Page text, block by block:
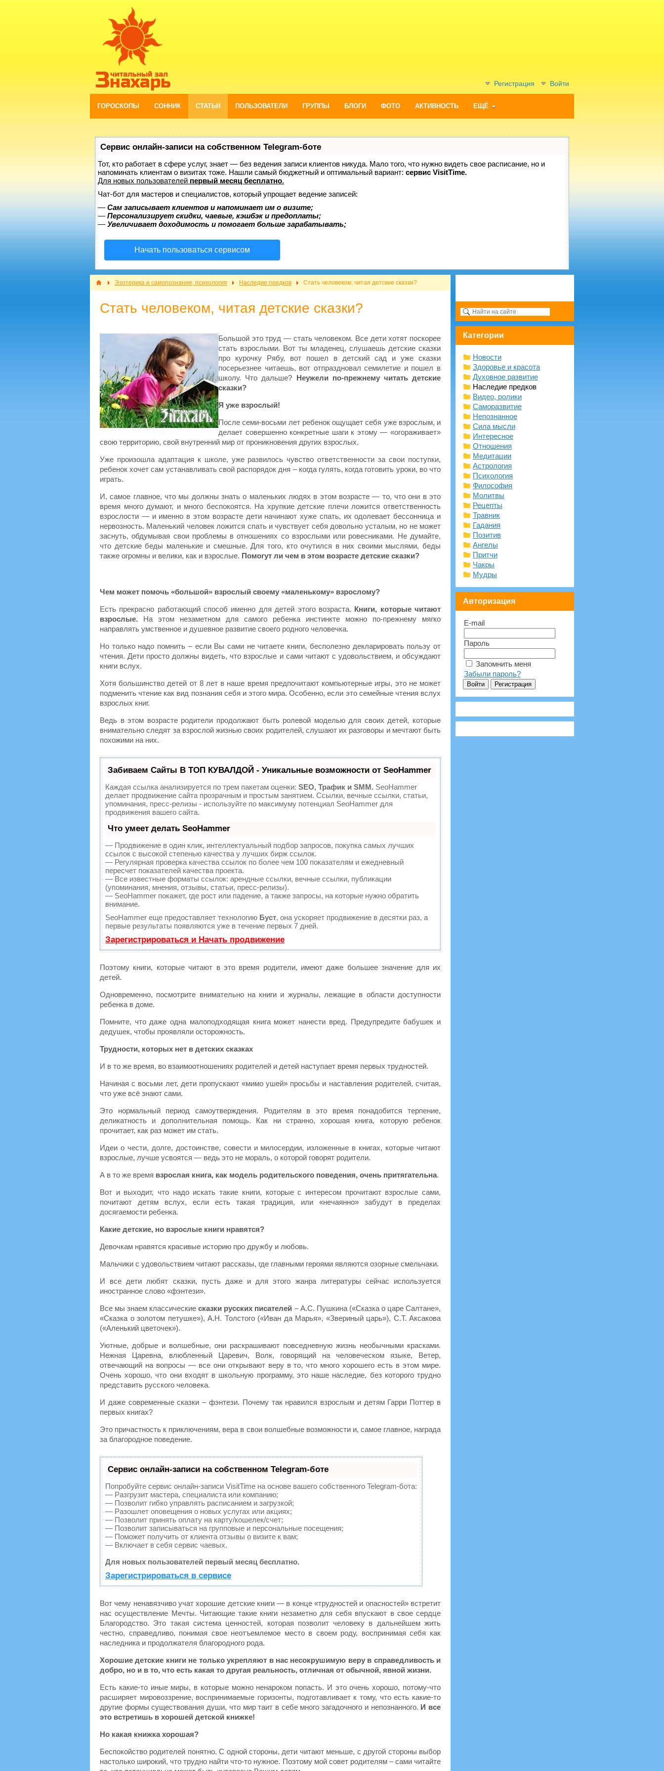
Регистрация Войти
ГОРОСКОПЫ СОННИК СТАТЬИ ПОЛЬЗОВАТЕЛИ ГРУППЫ БЛОГИ ФОТО АКТИВНОСТЬ ЕЩЁ
Сервис онлайн-записи на собственном Telegram-боте
Тот, кто работает в сфере услуг, знает — без ведения записи клиентов никуда. Мало того, что нужно видеть свое расписание, но и
напоминать клиентам о визитах тоже. Нашли самый бюджетный и оптимальный вариант: сервис VisitTime.
Для новых пользователей первый месяц бесплатно.
Чат-бот для мастеров и специалистов, который упрощает ведение записей:
— Сам записывает клиентов и напоминает им о визите;
— Персонализирует скидки, чаевые, кэшбэк и предоплаты;
— Увеличивает доходимость и помогает больше зарабатывать;
Начать пользоваться сервисом
Эзотерика и самопознание, психология Наследие предков Стать человеком, читая детские сказки?
Стать человеком, читая детские сказки?
Большой это труд — стать человеком. Все дети хотят поскорее
стать взрослыми. Вот ты младенец, слушаешь детские сказки
про курочку Рябу, вот пошел в детский сад и уже сказки
посерьезнее читаешь, вот отпраздновал семилетие и пошел в
школу. Что дальше? Неужели по-прежнему читать детские
сказки?
Я уже взрослый!
После семи-восьми лет ребенок ощущает себя уже взрослым, и
делает совершенно конкретные шаги к этому — «огораживает»
свою территорию, свой внутренний мир от проникновения других взрослых.
Уже произошла адаптация к школе, уже развилось чувство ответственности за свои поступки,
ребенок хочет сам устанавливать свой распорядок дня – когда гулять, когда готовить уроки, во что
играть.
И, самое главное, что мы должны знать о маленьких людях в этом возрасте — то, что они в это
время много думают, и много беспокоятся. На хрупкие детские плечи ложится ответственность
взрослости — и именно в этом возрасте дети начинают хуже спать, их одолевает бессонница и
нервозность. Маленький человек ложится спать и чувствует себя довольно усталым, но не может
заснуть, обдумывая свои проблемы в отношениях со взрослыми или ровесниками. Не думайте,
что детские беды маленькие и смешные. Для того, кто очутился в них своими мыслями, беды
также огромны и велики, как и взрослые. Помогут ли чем в этом возрасте детские сказки?
Чем может помочь «большой» взрослый своему «маленькому» взрослому?
Есть прекрасно работающий способ именно для детей этого возраста. Книги, которые читают
взрослые. На этом незаметном для самого ребенка инстинкте можно по-прежнему мягко
направлять умственное и душевное развитие своего родного человечка.
Но только надо помнить – если Вы сами не читаете книги, бесполезно декларировать пользу от
чтения. Дети просто должны видеть, что взрослые и сами читают с удовольствием, и обсуждают
книги вслух.
Хотя большинство детей от 8 лет в наше время предпочитают компьютерные игры, это не может
подменить чтение как вид познания себя и этого мира. Особенно, если это семейные чтения вслух
взрослых книг.
Ведь в этом возрасте родители продолжают быть ролевой моделью для своих детей, которые
внимательно следят за взрослой жизнью своих родителей, слушают их разговоры и мечтают быть
похожими на них.
Забиваем Сайты В ТОП КУВАЛДОЙ - Уникальные возможности от SeoHammer
Каждая ссылка анализируется по трем пакетам оценки: SEO, Трафик и SMM. SeoHammer
делает продвижение сайта прозрачным и простым занятием. Ссылки, вечные ссылки, статьи,
упоминания, пресс-релизы - используйте по максимуму потенциал SeoHammer для
продвижения вашего сайта.
Что умеет делать SeoHammer
— Продвижение в один клик, интеллектуальный подбор запросов, покупка самых лучших
ссылок с высокой степенью качества у лучших бирж ссылок.
— Регулярная проверка качества ссылок по более чем 100 показателям и ежедневный
пересчет показателей качества проекта.
— Все известные форматы ссылок: арендные ссылки, вечные ссылки, публикации
(упоминания, мнения, отзывы, статьи, пресс-релизы).
— SeoHammer покажет, где рост или падение, а также запросы, на которые нужно обратить
внимание.
SeoHammer еще предоставляет технологию Буст, она ускоряет продвижение в десятки раз, а
первые результаты появляются уже в течение первых 7 дней.
Зарегистрироваться и Начать продвижение
Поэтому книги, которые читают в это время родители, имеют даже большее значение для их
детей.
Одновременно, посмотрите внимательно на книги и журналы, лежащие в области доступности
ребенка в доме.
Помните, что даже одна малоподходящая книга может нанести вред. Предупредите бабушек и
дедушек, чтобы проявляли осторожность.
Трудности, которых нет в детских сказках
И в то же время, во взаимоотношениях родителей и детей наступает время первых трудностей.
Начиная с восьми лет, дети пропускают «мимо ушей» просьбы и наставления родителей, считая,
что уже всё знают сами.
Это нормальный период самоутверждения. Родителям в это время понадобится терпение,
деликатность и дополнительная помощь. Как ни странно, хорошая книга, которую ребенок
прочитает, как раз может им стать.
Идеи о чести, долге, достоинстве, совести и милосердии, изложенные в книгах, которые читают
взрослые, лучше усвоятся — ведь это не мораль, о которой говорят родители.
А в то же время взрослая книга, как модель родительского поведения, очень притягательна.
Вот и выходит, что надо искать такие книги, которые с интересом прочитают взрослые сами,
почитают детям вслух, если есть такая традиция, или «нечаянно» забудут в пределах
досягаемости ребенка.
Какие детские, но взрослые книги нравятся?
Девочкам нравятся красивые историю про дружбу и любовь.
Мальчики с удовольствием читают рассказы, где главными героями являются озорные смельчаки.
И все дети любят сказки, пусть даже и для этого жанра литературы сейчас используется
иностранное слово «фэнтези».
Все мы знаем классическиесказки русских писателей – А.С. Пушкина («Сказка о царе Салтане»,
«Сказка о золотом петушке»), А.Н. Толстого («Иван да Марья», «Звериный царь»), С.Т. Аксакова
(«Аленький цветочек»).
Уютные, добрые и волшебные, они раскрашивают повседневную жизнь необычными красками.
Нежная Царевна, влюбленный Царевич, Волк, говорящий на человеческом языке, Ветер,
отвечающий на вопросы — все они открывают веру в то, что много хорошего есть в этом мире.
Очень хорошо, что они входят в школьную программу, это наше наследие, без которого трудно
представить русского человека.
И даже современные сказки – фэнтези. Почему так нравился взрослым и детям Гарри Поттер в
первых книгах?
Это причастность к приключениям, вера в свои волшебные возможности и, самое главное, награда
за благородное поведение.
Сервис онлайн-записи на собственном Telegram-боте
Попробуйте сервис онлайн-записи VisitTime на основе вашего собственного Telegram-бота:
— Разгрузит мастера, специалиста или компанию;
— Позволит гибко управлять расписанием и загрузкой;
— Разошлет оповещения о новых услугах или акциях;
— Позволит принять оплату на карту/кошелек/счет;
— Позволит записываться на групповые и персональные посещения;
— Поможет получить от клиента отзывы о визите к вам;
— Включает в себя сервис чаевых.
Для новых пользователей первый месяц бесплатно.
Зарегистрироваться в сервисе
Вот чему ненавязчиво учат хорошие детские книги — в конце «трудностей и опасностей» встретит
нас осуществление Мечты. Читающие такие книги незаметно для себя впускают в свое сердце
Благородство. Это такая система ценностей, которая позволит человеку в дальнейшем жить
честно, справедливо, понимая свое неотъемлемое место в своем роду, воспринимая себя как
наследника и продолжателя благородного рода.
Хорошие детские книги не только укрепляют в нас несокрушимую веру в справедливость и
добро, но и в то, что есть какая то другая реальность, отличная от обычной, явной жизни.
Есть какие-то иные миры, в которые можно ненароком попасть. И это очень хорошо, потому-что
расширяет мировоззрение, воспринимаемые горизонты, подготавливает к тому, что есть какие-то
другие формы существования души, что мир таит в себе много загадочного и непознанного. И все
это встретишь в хорошей детской книжке!
Но какая книжка хорошая?
Беспокойство родителей понятно. С одной стороны, дети читают меньше, с другой стороны выбор
настолько широкий, что трудно найти что-то нужное. Поэтому мой совет родителям – сами читайте
Категории
Новости
Здоровье и красота
Духовное развитие
Наследие предков
Видео, ролики
Саморазвитие
Непознанное
Сила мысли
Интересное
Отношения
Медитации
Астрология
Психология
Философия
Молитвы
Рецепты
Травник
Гадания
Позитив
Ангелы
Притчи
Чакры
Мудры
Авторизация
E-mail
Пароль
Запомнить меня
Забыли пароль?